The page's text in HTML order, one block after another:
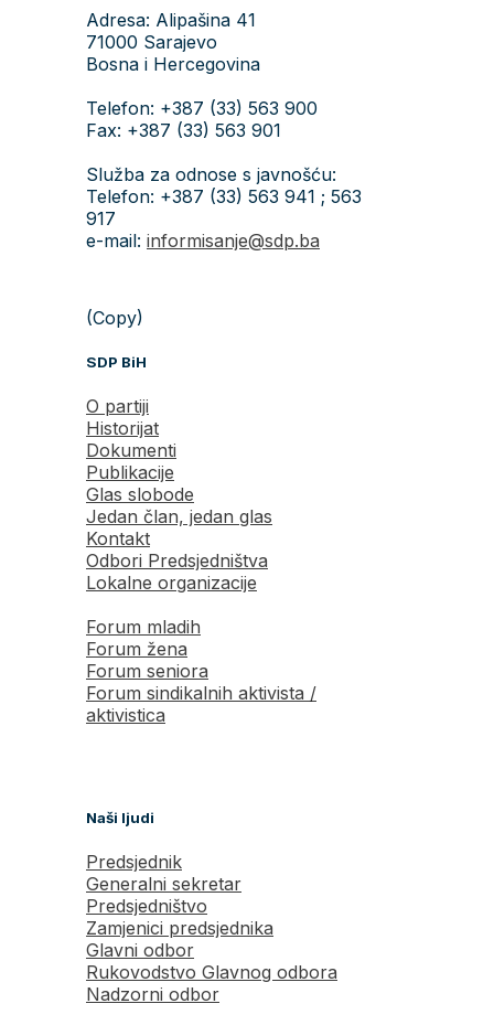
Adresa: Alipašina 41
71000 Sarajevo
Bosna i Hercegovina
Telefon: +387 (33) 563 900
Fax: +387 (33) 563 901
Služba za odnose s javnošću:
Telefon: +387 (33) 563 941 ; 563
917
e-mail: informisanje@sdp.ba
(Copy)
SDP BiH
O partiji
Historijat
Dokumenti
Publikacije
Glas slobode
Jedan član, jedan glas
Kontakt
Odbori Predsjedništva
Lokalne organizacije
Forum mladih
Forum žena
Forum seniora
Forum sindikalnih aktivista /
aktivistica
Naši ljudi
Predsjednik
Generalni sekretar
Predsjedništvo
Zamjenici predsjednika
Glavni odbor
Rukovodstvo Glavnog odbora
Nadzorni odbor